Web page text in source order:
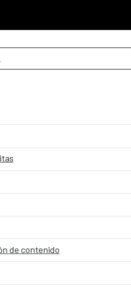
de contenido